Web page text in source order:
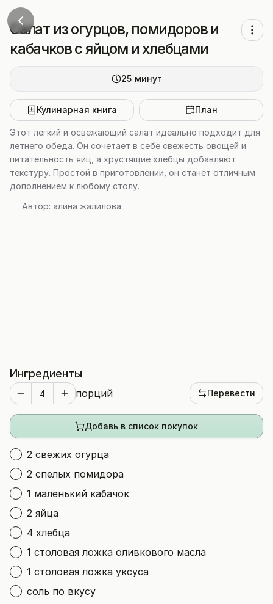
Салат из огурцов, помидоров и
кабачков с яйцом и хлебцами
25 минут
Кулинарная книга План
Этот легкий и освежающий салат идеально подходит для
летнего обеда. Он сочетает в себе свежесть овощей и
питательность яиц, а хрустящие хлебцы добавляют
текстуру. Простой в приготовлении, он станет отличным
дополнением к любому столу.
Автор: алина жалилова
Ингредиенты
порций Перевести
Добавь в список покупок
2 свежих огурца
2 спелых помидора
1 маленький кабачок
2 яйца
4 хлебца
1 столовая ложка оливкового масла
1 столовая ложка уксуса
соль по вкусу